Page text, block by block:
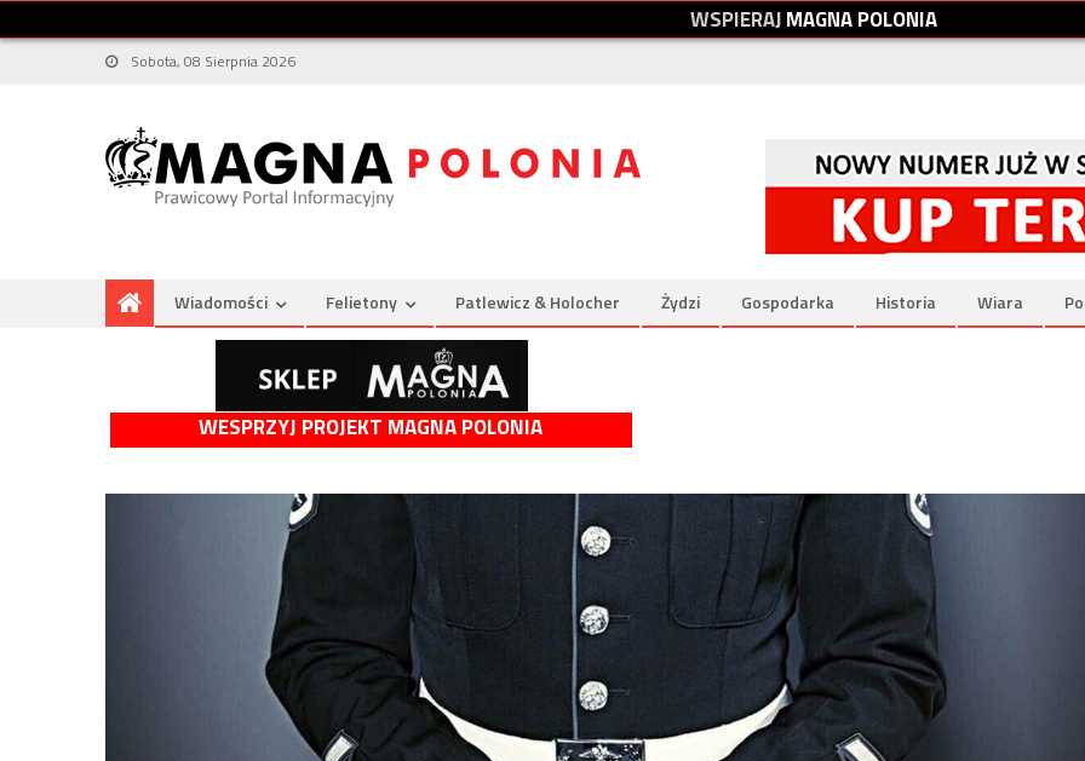
WSPIERAJMAGNAPOLONIA
Sobota, 08 Sierpnia 2026
Wiadomości Felietony Patlewicz & Holocher Żydzi Gospodarka Historia Wiara
WESPRZYJ PROJEKT MAGNA POLONIA